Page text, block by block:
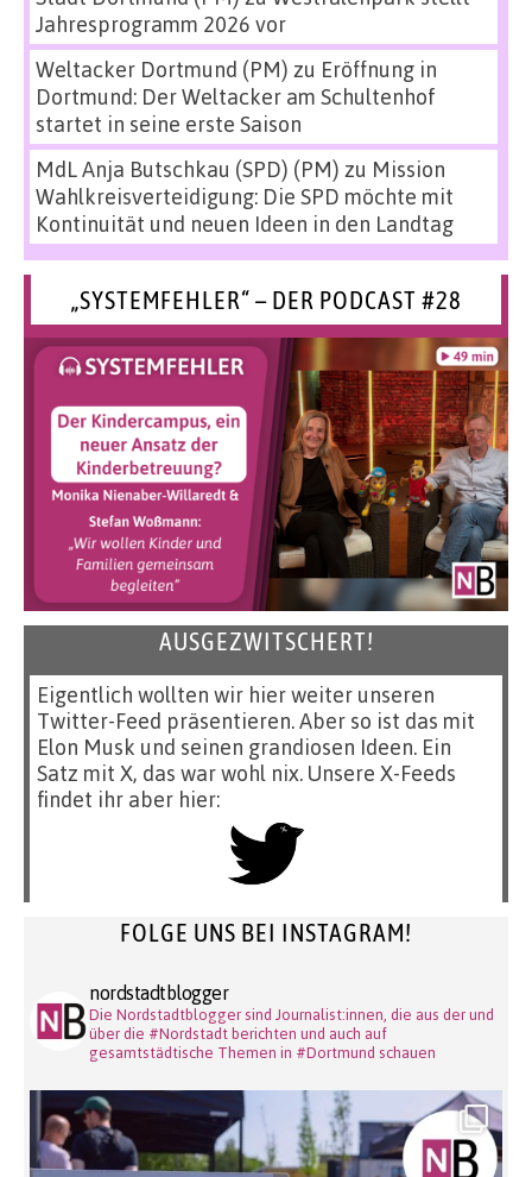
Jahresprogramm 2026 vor
Weltacker Dortmund (PM) zu Eröffnung in
Dortmund: Der Weltacker am Schultenhof
startet in seine erste Saison
MdL Anja Butschkau (SPD) (PM) zu Mission
Wahlkreisverteidigung: Die SPD möchte mit
Kontinuität und neuen Ideen in den Landtag
„SYSTEMFEHLER“ – DER PODCAST #28
AUSGEZWITSCHERT!
Eigentlich wollten wir hier weiter unseren
Twitter-Feed präsentieren. Aber so ist das mit
Elon Musk und seinen grandiosen Ideen. Ein
Satz mit X, das war wohl nix. Unsere X-Feeds
findet ihr aber hier:
FOLGE UNS BEI INSTAGRAM!
nordstadtblogger
Die Nordstadtblogger sind Journalist:innen, die aus der und
über die #Nordstadt berichten und auch auf
gesamtstädtische Themen in #Dortmund schauen